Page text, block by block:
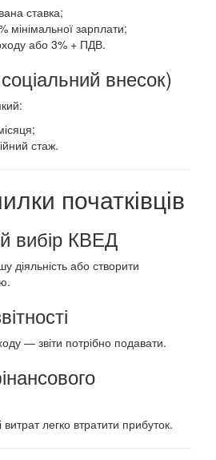
ставка;
мінімальної зарплати;
або 3% + ПДВ.
внесок)
стаж.
початківців
вибір КВЕД
або створити
— звіти потрібно подавати.
легко втратити прибуток.